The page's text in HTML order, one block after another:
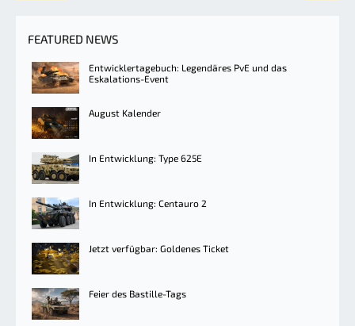
FEATURED NEWS
Entwicklertagebuch: Legendäres PvE und das
Eskalations-Event
August Kalender
In Entwicklung: Type 625E
In Entwicklung: Centauro 2
Jetzt verfügbar: Goldenes Ticket
Feier des Bastille-Tags